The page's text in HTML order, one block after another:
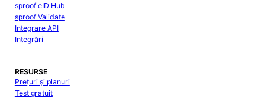
sproof eID Hub
sproof Validate
Integrare API
Integrări
RESURSE
Prețuri și planuri
Test gratuit